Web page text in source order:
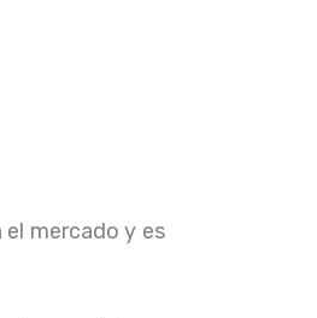
el mercado y es